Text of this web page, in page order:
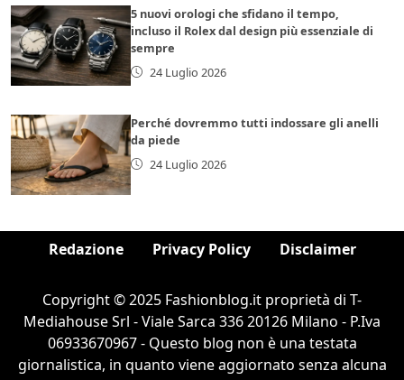
5 nuovi orologi che sfidano il tempo,
incluso il Rolex dal design più essenziale di
sempre
24 Luglio 2026
Perché dovremmo tutti indossare gli anelli
da piede
24 Luglio 2026
Redazione Privacy Policy Disclaimer
Copyright © 2025 Fashionblog.it proprietà di T-
Mediahouse Srl - Viale Sarca 336 20126 Milano - P.Iva
06933670967 - Questo blog non è una testata
giornalistica, in quanto viene aggiornato senza alcuna